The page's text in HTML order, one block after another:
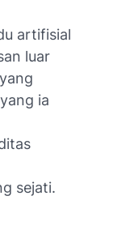
artifisial
luar
ia
sejati.